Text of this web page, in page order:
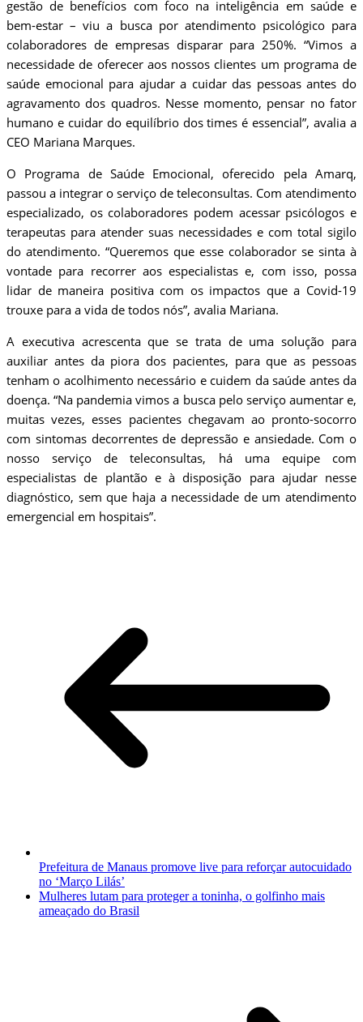
gestão de benefícios com foco na inteligência em saúde e
bem-estar – viu a busca por atendimento psicológico para
colaboradores de empresas disparar para 250%. “Vimos a
necessidade de oferecer aos nossos clientes um programa de
saúde emocional para ajudar a cuidar das pessoas antes do
agravamento dos quadros. Nesse momento, pensar no fator
humano e cuidar do equilíbrio dos times é essencial”, avalia a
CEO Mariana Marques.
O Programa de Saúde Emocional, oferecido pela Amarq,
passou a integrar o serviço de teleconsultas. Com atendimento
especializado, os colaboradores podem acessar psicólogos e
terapeutas para atender suas necessidades e com total sigilo
do atendimento. “Queremos que esse colaborador se sinta à
vontade para recorrer aos especialistas e, com isso, possa
lidar de maneira positiva com os impactos que a Covid-19
trouxe para a vida de todos nós”, avalia Mariana.
A executiva acrescenta que se trata de uma solução para
auxiliar antes da piora dos pacientes, para que as pessoas
tenham o acolhimento necessário e cuidem da saúde antes da
doença. “Na pandemia vimos a busca pelo serviço aumentar e,
muitas vezes, esses pacientes chegavam ao pronto-socorro
com sintomas decorrentes de depressão e ansiedade. Com o
nosso serviço de teleconsultas, há uma equipe com
especialistas de plantão e à disposição para ajudar nesse
diagnóstico, sem que haja a necessidade de um atendimento
emergencial em hospitais”.
Prefeitura de Manaus promove live para reforçar autocuidado
no ‘Março Lilás’
Mulheres lutam para proteger a toninha, o golfinho mais
ameaçado do Brasil